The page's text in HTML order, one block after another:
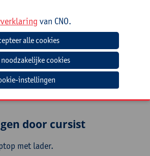
074A
Bonne, 03 265 29 89,
door cursist
met lader.
van CNO.
instellingen